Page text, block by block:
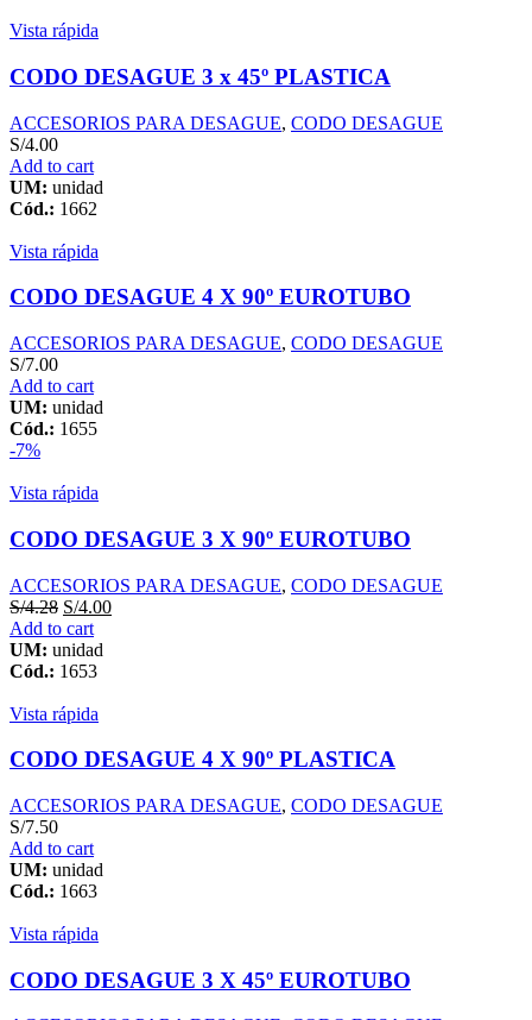
Vista rápida
CODO DESAGUE 3 x 45º PLASTICA
ACCESORIOS PARA DESAGUE, CODO DESAGUE
S/4.00
Add to cart
UM: unidad
Cód.: 1662
Vista rápida
CODO DESAGUE 4 X 90º EUROTUBO
ACCESORIOS PARA DESAGUE, CODO DESAGUE
S/7.00
Add to cart
UM: unidad
Cód.: 1655
-7%
Vista rápida
CODO DESAGUE 3 X 90º EUROTUBO
ACCESORIOS PARA DESAGUE, CODO DESAGUE
S/4.28 S/4.00
Add to cart
UM: unidad
Cód.: 1653
Vista rápida
CODO DESAGUE 4 X 90º PLASTICA
ACCESORIOS PARA DESAGUE, CODO DESAGUE
S/7.50
Add to cart
UM: unidad
Cód.: 1663
Vista rápida
CODO DESAGUE 3 X 45º EUROTUBO